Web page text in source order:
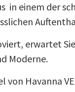
in einem der
erwartet
Moderne.
Havanna